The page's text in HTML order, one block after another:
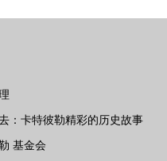
：卡特彼勒精彩的历史故事
基金会